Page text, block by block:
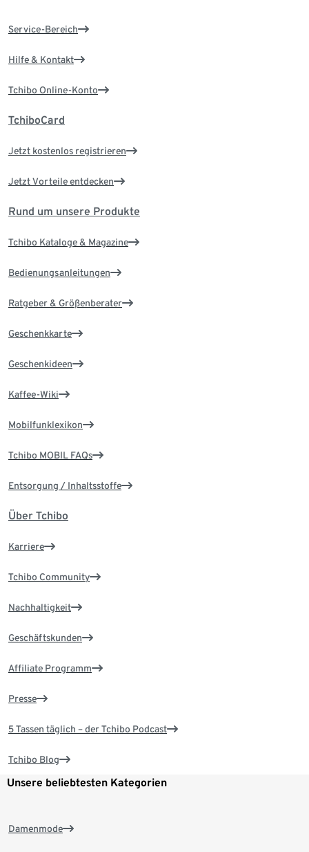
Service-Bereich
Hilfe & Kontakt
Tchibo Online-Konto
TchiboCard
Jetzt kostenlos registrieren
Jetzt Vorteile entdecken
Rund um unsere Produkte
Tchibo Kataloge & Magazine
Bedienungsanleitungen
Ratgeber & Größenberater
Geschenkkarte
Geschenkideen
Kaffee-Wiki
Mobilfunklexikon
Tchibo MOBIL FAQs
Entsorgung / Inhaltsstoffe
Über Tchibo
Karriere
Tchibo Community
Nachhaltigkeit
Geschäftskunden
Affiliate Programm
Presse
5 Tassen täglich – der Tchibo Podcast
Tchibo Blog
Unsere beliebtesten Kategorien
Damenmode